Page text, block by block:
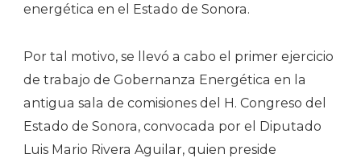
energética en el Estado de Sonora.
Por tal motivo, se llevó a cabo el primer ejercicio
de trabajo de Gobernanza Energética en la
antigua sala de comisiones del H. Congreso del
Estado de Sonora, convocada por el Diputado
Luis Mario Rivera Aguilar, quien preside